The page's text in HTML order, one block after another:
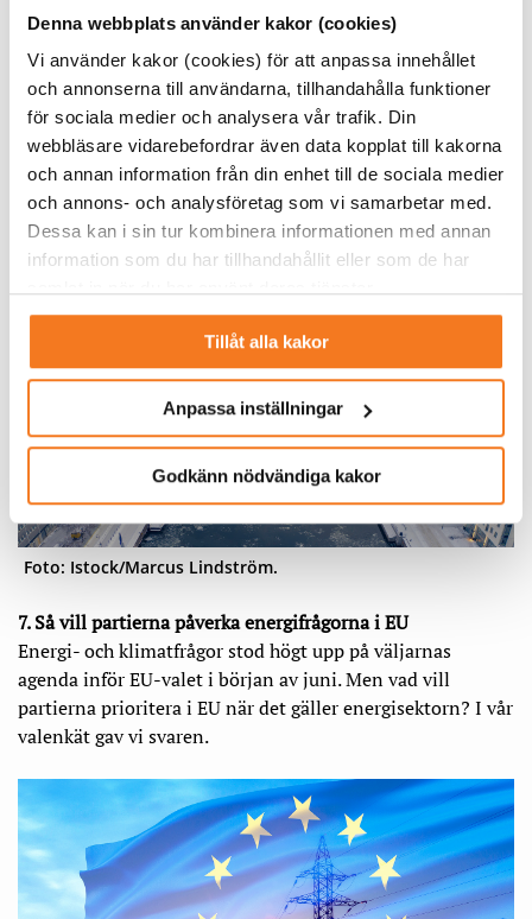
Denna webbplats använder kakor (cookies)
Vi använder kakor (cookies) för att anpassa innehållet
och annonserna till användarna, tillhandahålla funktioner
för sociala medier och analysera vår trafik. Din
webbläsare vidarebefordrar även data kopplat till kakorna
och annan information från din enhet till de sociala medier
och annons- och analysföretag som vi samarbetar med.
Dessa kan i sin tur kombinera informationen med annan
information som du har tillhandahållit eller som de har
Tillåt alla kakor
Anpassa inställningar
Godkänn nödvändiga kakor
energiprestanda (EPBD) färdigförhandlat. Från 2030 ska
alla nya fastigheter i EU vara nollutsläppsbyggnader och
ha solceller på taket. Kraven på energibesparingar i
befintliga byggnader har gjorts mer flexibla och
teknikneutrala än i tidigare förslag, vilket välkomnades av
Energiföretagen.
Foto: Istock/Marcus Lindström.
7. Så vill partierna påverka energifrågorna i EU
Energi- och klimatfrågor stod högt upp på väljarnas
agenda inför EU-valet i början av juni. Men vad vill
partierna prioritera i EU när det gäller energisektorn? I vår
valenkät gav vi svaren.